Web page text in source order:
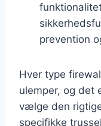
prevention
Hver type
ulemper, og det
vælge den
specifikke